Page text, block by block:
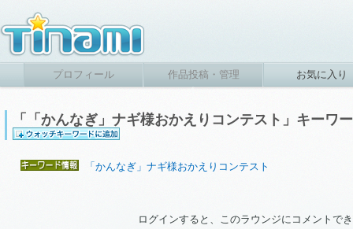
プロフィール 作品投稿・管理 お気に入り
「「かんなぎ」ナギ様おかえりコンテスト」キーワ
「かんなぎ」ナギ様おかえりコンテスト
ログインすると、このラウンジにコメントで